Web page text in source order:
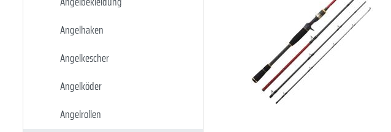
Angelhaken
Angelkescher
Angelköder
Angelrollen